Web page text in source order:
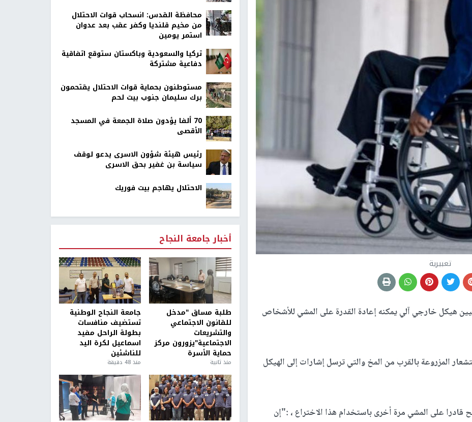
تعبيرية
هيكل خارجي آلي يمكنه إعادة القدرة على المشي للأشخاص
المزروعة بالقرب من المخ والتي ترسل إشارات إلى الهيكل
على المشي مرة أخرى باستخدام هذا الاختراع ، :"إن
محافظة القدس: انسحاب قوات الاحتلال
من مخيم قلنديا وكفر عقب بعد عدوان
استمر يومين
تركيا والسعودية وباكستان ستوقع اتفاقية
دفاعية مشتركة
مستوطنون بحماية قوات الاحتلال يقتحمون
برك سليمان جنوب بيت لحم
70 ألفا يؤدون صلاة الجمعة في المسجد
الأقصى
رئيس هيئة شؤون الاسرى يدعو لوقف
سياسة بن غفير بحق الاسرى
الاحتلال يهاجم بيت فوريك
أخبار جامعة النجاح
طلبة مساق "مدخل
للقانون الاجتماعي
والتشريعات
الاجتماعية"يزورون مركز
حماية الأسرة
منذ ثانية
جامعة النجاح الوطنية
تستضيف منافسات
بطولة الراحل مفيد
اسماعيل لكرة اليد
للناشئين
منذ 48 دقيقة